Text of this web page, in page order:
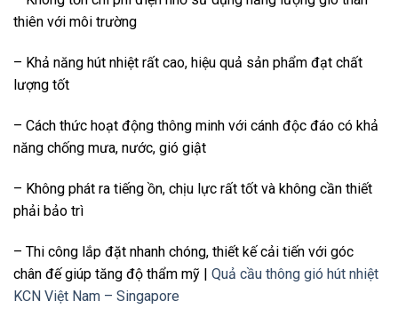
thiên với môi trường
– Khả năng hút nhiệt rất cao, hiệu quả sản phẩm đạt chất
lượng tốt
– Cách thức hoạt động thông minh với cánh độc đáo có khả
năng chống mưa, nước, gió giật
– Không phát ra tiếng ồn, chịu lực rất tốt và không cần thiết
phải bảo trì
– Thi công lắp đặt nhanh chóng, thiết kế cải tiến với góc
chân đế giúp tăng độ thẩm mỹ | Quả cầu thông gió hút nhiệt
KCN Việt Nam – Singapore